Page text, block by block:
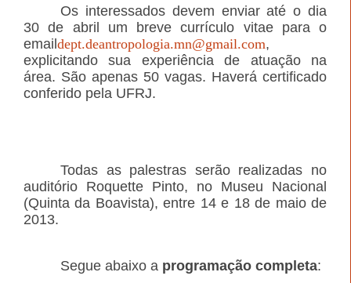
Os interessados devem enviar até o dia
30 de abril um breve currículo vitae para o
emaildept.deantropologia.mn@gmail.com,
explicitando sua experiência de atuação na
área. São apenas 50 vagas. Haverá certificado
conferido pela UFRJ.
Todas as palestras serão realizadas no
auditório Roquette Pinto, no Museu Nacional
(Quinta da Boavista), entre 14 e 18 de maio de
2013.
Segue abaixo a programação completa: